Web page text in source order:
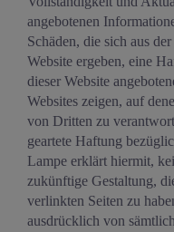
angebotenen
Schäden, die sich aus
Website ergeben, eine
dieser Website
Websites zeigen, auf
von Dritten zu
geartete Haftung
Lampe erklärt hiermit,
zukünftige Gestaltung,
verlinkten Seiten zu
ausdrücklich von